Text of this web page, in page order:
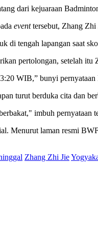
dari kejuaraan
eventtersebut, Zhang Zhi
di tengah lapangan saat
pertolongan, setelah
WIB,” bunyi
turut berduka cita dan
imbuh pernyataan
Menurut laman resmi
Zhang Zhi Jie